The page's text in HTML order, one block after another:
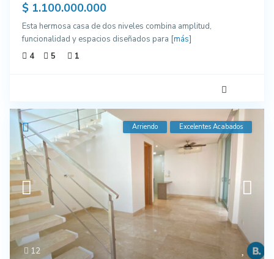
$ 1.100.000.000
Esta hermosa casa de dos niveles combina amplitud,
funcionalidad y espacios diseñados para [más]
4
5 1
12
Arriendo Excelentes Acabados